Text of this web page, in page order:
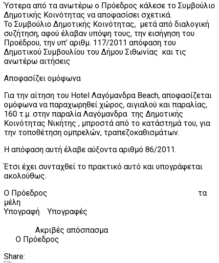
Ύστερα από τα ανωτέρω ο Πρόεδρος κάλεσε το Συμβούλιο
Δημοτικής Κοινότητας να αποφασίσει σχετικά.
Το Συμβούλιο Δημοτικής Κοινότητας, μετά από διαλογική
συζήτηση, αφού έλαβαν υπόψη τους, την εισήγηση του
Προέδρου, την υπ’ αριθμ. 117/2011 απόφαση του
Δημοτικού Συμβουλίου του Δήμου Σιθωνίας και τις
ανωτέρω αιτήσεις
Αποφασίζει ομόφωνα
Για την αίτηση του Hotel Λαγόμανδρα Beach, αποφασίζεται
ομόφωνα να παραχωρηθεί χώρος, αιγιαλού και παραλίας,
160 τ.μ. στην παραλία Λαγόμανδρα της Δημοτικής
Κοινότητας Νικήτης , μπροστά από το κατάστημά του, για
την τοποθέτηση ομπρελών, τραπεζοκαθισμάτων.
Η απόφαση αυτή έλαβε αύξοντα αριθμό 86/2011.
Έτσι έχει συνταχθεί το πρακτικό αυτό και υπογράφεται
ακολούθως.
Ο Πρόεδρος τα
μέλη
Υπογραφή Υπογραφές
Ακριβές απόσπασμα
Ο Πρόεδρος
Share: